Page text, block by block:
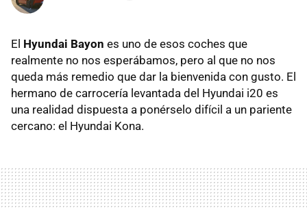
El Hyundai Bayon es uno de esos coches que
realmente no nos esperábamos, pero al que no nos
queda más remedio que dar la bienvenida con gusto. El
hermano de carrocería levantada del Hyundai i20 es
una realidad dispuesta a ponérselo difícil a un pariente
cercano: el Hyundai Kona.